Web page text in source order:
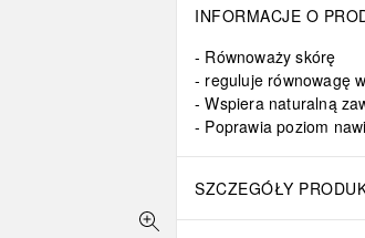
INFORMACJE O
Równoważy skórę
reguluje równowagę
Wspiera naturalną
Poprawia poziom
SZCZEGÓŁY